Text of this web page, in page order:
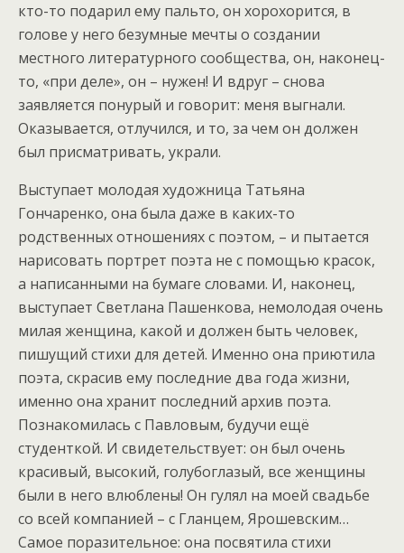
кто-то подарил ему пальто, он хорохорится, в
голове у него безумные мечты о создании
местного литературного сообщества, он, наконец-
то, «при деле», он – нужен! И вдруг – снова
заявляется понурый и говорит: меня выгнали.
Оказывается, отлучился, и то, за чем он должен
был присматривать, украли.
Выступает молодая художница Татьяна
Гончаренко, она была даже в каких-то
родственных отношениях с поэтом, – и пытается
нарисовать портрет поэта не с помощью красок,
а написанными на бумаге словами. И, наконец,
выступает Светлана Пашенкова, немолодая очень
милая женщина, какой и должен быть человек,
пишущий стихи для детей. Именно она приютила
поэта, скрасив ему последние два года жизни,
именно она хранит последний архив поэта.
Познакомилась с Павловым, будучи ещё
студенткой. И свидетельствует: он был очень
красивый, высокий, голубоглазый, все женщины
были в него влюблены! Он гулял на моей свадьбе
со всей компанией – с Гланцем, Ярошевским…
Самое поразительное: она посвятила стихи